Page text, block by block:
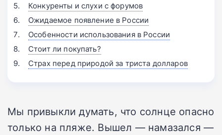
Конкуренты и слухи с форумов
Ожидаемое появление в России
Особенности использования в России
Стоит ли покупать?
Страх перед природой за триста долларов
Мы привыкли думать, что солнце опасно
только на пляже. Вышел — намазался —